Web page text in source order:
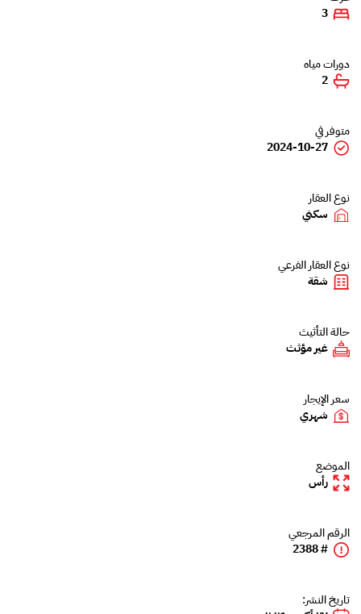
3
دورات مياه
2
متوفر في
2024-10-27
نوع العقار
سكني
نوع العقار الفرعي
شقة
حالة التأثيث
غير مؤثث
سعر الإيجار
شهري
الموضع
رأس
الرقم المرجعي
# 2388
تاريخ النشر: